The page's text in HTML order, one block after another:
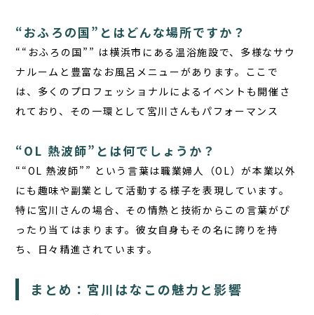
“おふろの国”とはどんな場所ですか？
““おふろの国” ” は横浜市にある温浴施設で、多様なサウ
ナルームと豊富なお風呂メニューがあります。ここで
は、多くのプロフェッショナルによるイベントも開催さ
れており、その一環として 宮川さんもパフォーマンス
“OL 熱波師”とは何でしょうか？
““OL 熱波師” ” という言葉は職業婦人（OL）が本業以外
にも趣味や副業として活動する様子を表現しています。
特に宮川さんの場合、その情熱と技術からこの言葉がぴ
ったり当てはまります。彼女自身もその名に誇りを持
ち、日々精進されています。
まとめ：宮川はなこの魅力と影響